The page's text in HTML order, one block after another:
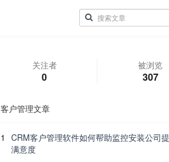
关注者
0
被浏览
307
客户管理文章
1
CRM客户管理软件如何帮助监控安装公司
满意度